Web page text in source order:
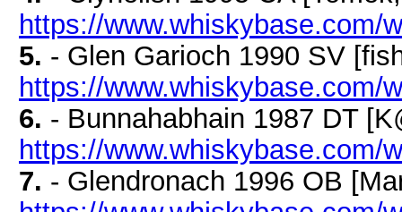
https://www.whiskybase.com/
5. - Glen Garioch 1990 SV
https://www.whiskybase.com/
6. - Bunnahabhain 1987 DT
https://www.whiskybase.com/
7. - Glendronach 1996 OB